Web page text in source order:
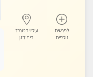
לפרטים
נוספים
עיסוי במרכז
בית דגן